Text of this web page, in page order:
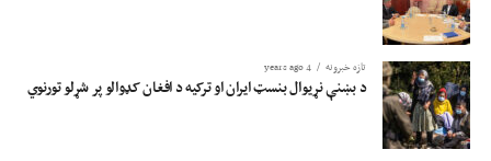
تازه خبرونه 4 years ago
د بښنې نړیوال بنسټ ایران او ترکیه د افغان کډوالو پر شړلو تورنوي